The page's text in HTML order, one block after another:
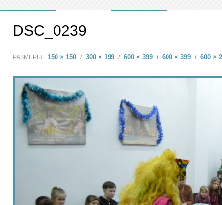
DSC_0239
РАЗМЕРЫ: 150 × 150 / 300 × 199 / 600 × 399 / 600 × 399 / 600 ×